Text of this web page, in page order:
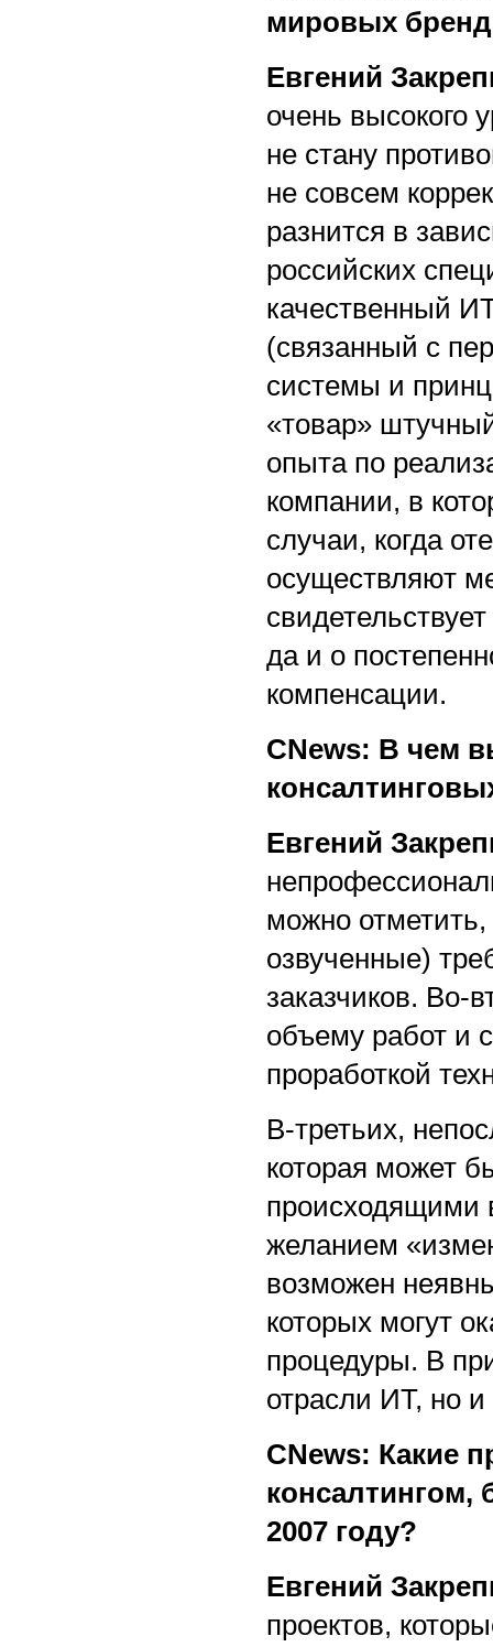
мировых
Евгений
очень высокого
не стану
не совсем
разнится в
российских
качественный
(связанный с
системы и
«товар»
опыта по
компании, в
случаи, когда
осуществляют
да и о
компенсации.
CNews: В чем
Евгений
можно
озвученные)
заказчиков. Во-
объему работ и
проработкой
В-третьих,
которая может
происходящими
желанием
возможен
которых могут
процедуры. В
отрасли ИТ, но
CNews: Какие
консалтингом,
2007 году?
Евгений
проектов,